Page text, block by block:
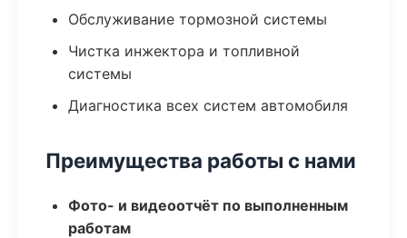
Обслуживание тормозной системы
Чистка инжектора и топливной
системы
Диагностика всех систем автомобиля
Преимущества работы с нами
Фото- и видеоотчёт по выполненным
работам